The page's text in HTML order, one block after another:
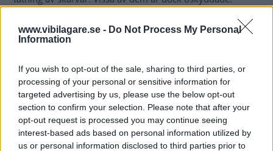
www.vibilagare.se - Do Not Process My Personal
Information
If you wish to opt-out of the sale, sharing to third parties, or
processing of your personal or sensitive information for
targeted advertising by us, please use the below opt-out
section to confirm your selection. Please note that after your
opt-out request is processed you may continue seeing
interest-based ads based on personal information utilized by
us or personal information disclosed to third parties prior to
Reservhjulsbaljan är endast grundlackad med skydd i
bakkant. Dörrtröskeln har skyddad nedåtvänd skarv.
monterad med rostfria band och har påfyllningsrör i plast.
Fabia har rejäla stänklappar fram.
Bilarna är besiktade av Rostskydds-Metoder AB.
Rostskyddsgaranti:10 år